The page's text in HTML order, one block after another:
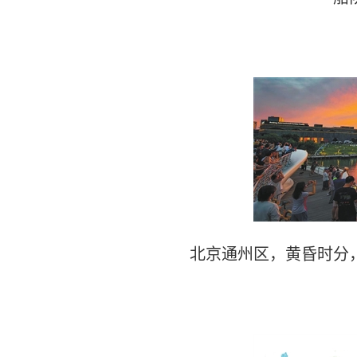
北京通州区，黄昏时分